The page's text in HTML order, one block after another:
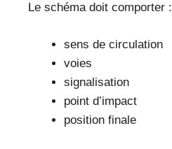
Le schéma doit comporter :
sens de circulation
voies
signalisation
point d’impact
position finale